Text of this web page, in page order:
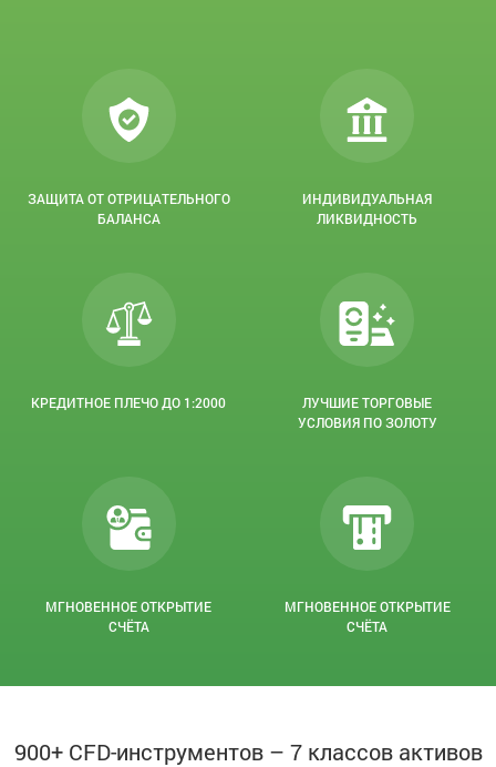
ЗАЩИТА ОТ ОТРИЦАТЕЛЬНОГО
БАЛАНСА
ИНДИВИДУАЛЬНАЯ
ЛИКВИДНОСТЬ
КРЕДИТНОЕ ПЛЕЧО ДО 1:2000
ЛУЧШИЕ ТОРГОВЫЕ
УСЛОВИЯ ПО ЗОЛОТУ
МГНОВЕННОЕ ОТКРЫТИЕ
СЧЁТА
МГНОВЕННОЕ ОТКРЫТИЕ
СЧЁТА
900+ CFD-инструментов – 7 классов активов